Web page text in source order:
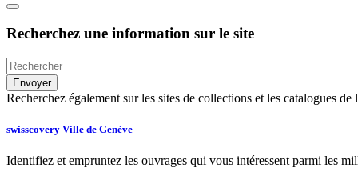
Recherchez une information sur le site
Recherchez également sur les sites de collections et les catalogues
swisscovery Ville de Genève
Identifiez et empruntez les ouvrages qui vous intéressent parmi les